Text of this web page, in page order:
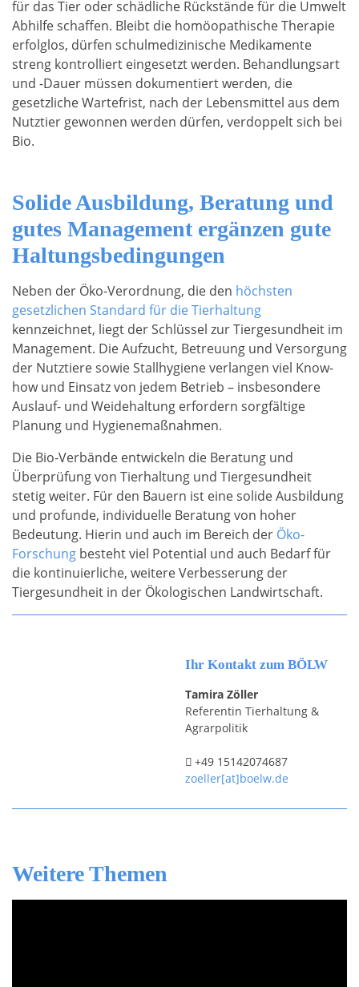
für das Tier oder schädliche Rückstände für die Umwelt
Abhilfe schaffen. Bleibt die homöopathische Therapie
erfolglos, dürfen schulmedizinische Medikamente
streng kontrolliert eingesetzt werden. Behandlungsart
und -Dauer müssen dokumentiert werden, die
gesetzliche Wartefrist, nach der Lebensmittel aus dem
Nutztier gewonnen werden dürfen, verdoppelt sich bei
Bio.
Solide Ausbildung, Beratung und
gutes Management ergänzen gute
Haltungsbedingungen
Neben der Öko-Verordnung, die den höchsten
gesetzlichen Standard für die Tierhaltung
kennzeichnet, liegt der Schlüssel zur Tiergesundheit im
Management. Die Aufzucht, Betreuung und Versorgung
der Nutztiere sowie Stallhygiene verlangen viel Know-
how und Einsatz von jedem Betrieb – insbesondere
Auslauf- und Weidehaltung erfordern sorgfältige
Planung und Hygienemaßnahmen.
Die Bio-Verbände entwickeln die Beratung und
Überprüfung von Tierhaltung und Tiergesundheit
stetig weiter. Für den Bauern ist eine solide Ausbildung
und profunde, individuelle Beratung von hoher
Bedeutung. Hierin und auch im Bereich der Öko-
Forschung besteht viel Potential und auch Bedarf für
die kontinuierliche, weitere Verbesserung der
Tiergesundheit in der Ökologischen Landwirtschaft.
Ihr Kontakt zum BÖLW
Tamira Zöller
Referentin Tierhaltung &
Agrarpolitik
+49 15142074687
zoeller[at]boelw.de
Weitere Themen